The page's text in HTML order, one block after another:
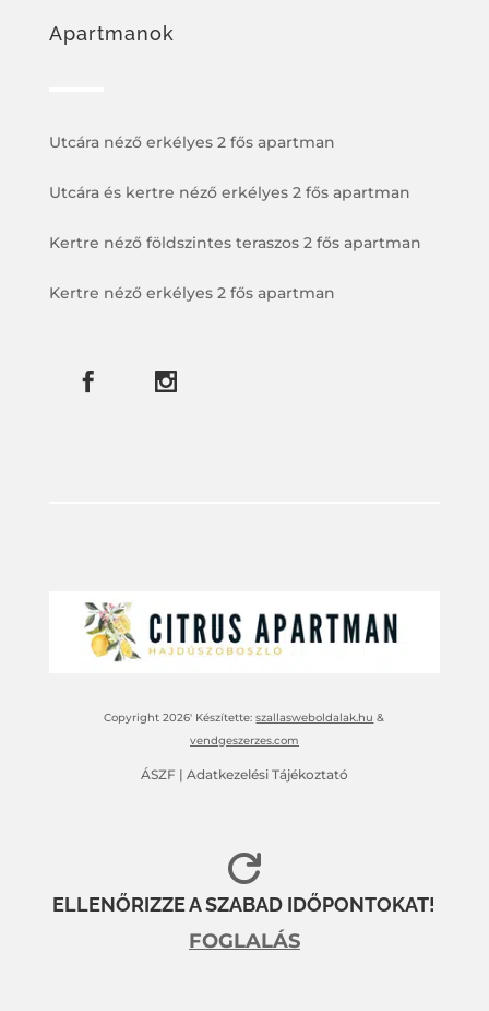
Apartmanok
Utcára néző erkélyes 2 fős apartman
Utcára és kertre néző erkélyes 2 fős apartman
Kertre néző földszintes teraszos 2 fős apartman
Kertre néző erkélyes 2 fős apartman
 
Copyright 2026′ Készítette:szallasweboldalak.hu &
vendgeszerzes.com
ÁSZF | Adatkezelési Tájékoztató

ELLENŐRIZZE A SZABAD IDŐPONTOKAT!
FOGLALÁS